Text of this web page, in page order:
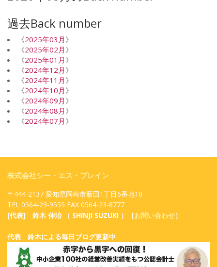
過去Back number
《2025年03月 》
《2025年02月 》
《2025年01月 》
《2024年12月 》
《2024年11月 》
《2024年10月 》
《2024年09月 》
《2024年08月 》
《2024年07月 》
株式会社シー・エス・ブレイン
〒444-2137 愛知県岡崎市薮田1丁目6番地10
TEL 0564-23-9555 FAX 0564-23-8777
[代表] 鈴木 伸治 （ SHINJI SUZUKI ）［お問い合わせ］
代表 鈴木による毎日ブログ更新中